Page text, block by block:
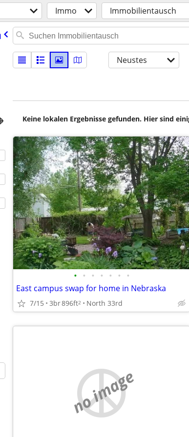
Immo Immobilientausch
Neustes
Keine lokalen Ergebnisse gefunden. Hier sind
• • • • • • •
East campus swap for home in Nebraska
7/15 3br896ft2 North 33rd
no image